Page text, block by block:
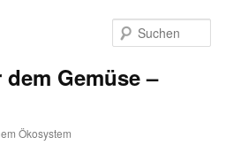
Gemüse –
Ökosystem